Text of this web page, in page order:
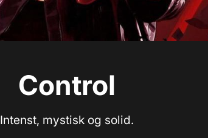
Control
Intenst, mystisk og solid.